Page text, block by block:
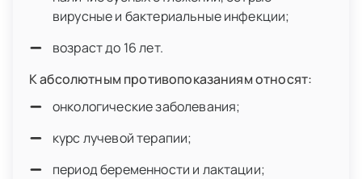
вирусные и бактериальные инфекции;
возраст до 16 лет.
К абсолютным противопоказаниям относят:
онкологические заболевания;
курс лучевой терапии;
период беременности и лактации;